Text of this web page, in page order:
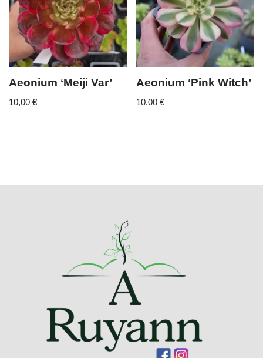
Aeonium ‘Meiji Var’
10,00 €
Aeonium ‘Pink Witch’
10,00€